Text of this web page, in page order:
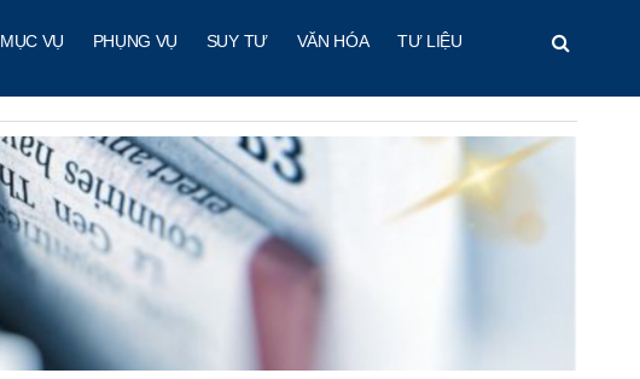
MỤC VỤ PHỤNG VỤ SUY TƯ VĂN HÓA TƯ LIỆU